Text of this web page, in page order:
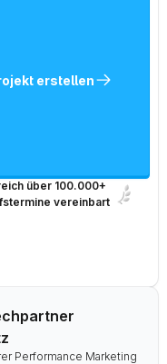
erstellen
über 100.000+
vereinbart
Performance Marketing